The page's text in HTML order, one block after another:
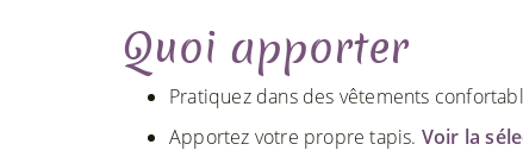
Quoi apporter
Pratiquez dans des vêtements
Apportez votre propre tapis. Voir la